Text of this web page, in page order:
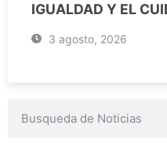
IGUALDAD Y EL
3 agosto, 2026